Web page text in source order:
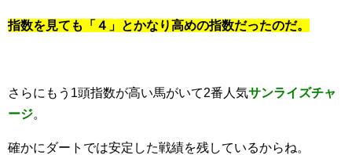
指数を見ても「４」とかなり高めの指数だったのだ。
さらにもう1頭指数が高い馬がいて2番人気サンライズチャ
ージ。
確かにダートでは安定した戦績を残しているからね。